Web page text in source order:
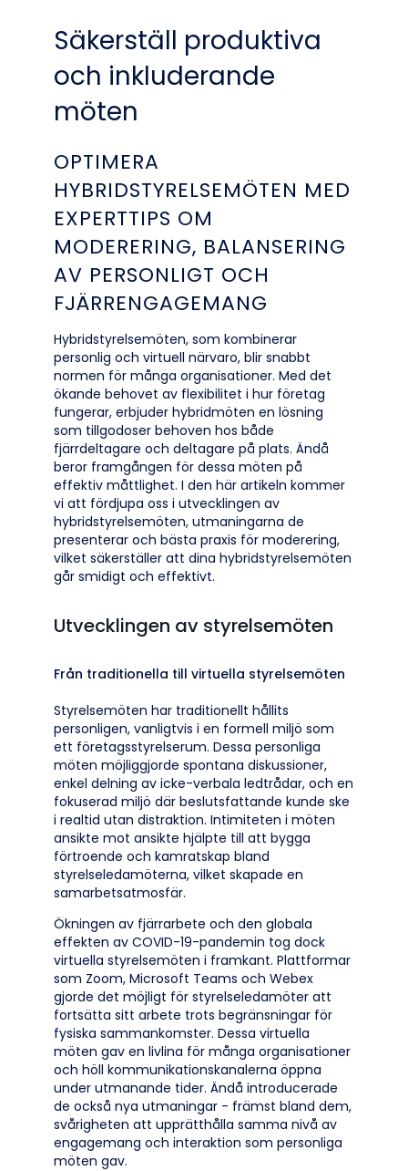
Säkerställ produktiva
och inkluderande
möten
OPTIMERA
HYBRIDSTYRELSEMÖTEN MED
EXPERTTIPS OM
MODERERING, BALANSERING
AV PERSONLIGT OCH
FJÄRRENGAGEMANG
Hybridstyrelsemöten, som kombinerar
personlig och virtuell närvaro, blir snabbt
normen för många organisationer. Med det
ökande behovet av flexibilitet i hur företag
fungerar, erbjuder hybridmöten en lösning
som tillgodoser behoven hos både
fjärrdeltagare och deltagare på plats. Ändå
beror framgången för dessa möten på
effektiv måttlighet. I den här artikeln kommer
vi att fördjupa oss i utvecklingen av
hybridstyrelsemöten, utmaningarna de
presenterar och bästa praxis för moderering,
vilket säkerställer att dina hybridstyrelsemöten
går smidigt och effektivt.
Utvecklingen av styrelsemöten
Från traditionella till virtuella styrelsemöten
Styrelsemöten har traditionellt hållits
personligen, vanligtvis i en formell miljö som
ett företagsstyrelserum. Dessa personliga
möten möjliggjorde spontana diskussioner,
enkel delning av icke-verbala ledtrådar, och en
fokuserad miljö där beslutsfattande kunde ske
i realtid utan distraktion. Intimiteten i möten
ansikte mot ansikte hjälpte till att bygga
förtroende och kamratskap bland
styrelseledamöterna, vilket skapade en
samarbetsatmosfär.
Ökningen av fjärrarbete och den globala
effekten av COVID-19-pandemin tog dock
virtuella styrelsemöten i framkant. Plattformar
som Zoom, Microsoft Teams och Webex
gjorde det möjligt för styrelseledamöter att
fortsätta sitt arbete trots begränsningar för
fysiska sammankomster. Dessa virtuella
möten gav en livlina för många organisationer
och höll kommunikationskanalerna öppna
under utmanande tider. Ändå introducerade
de också nya utmaningar - främst bland dem,
svårigheten att upprätthålla samma nivå av
engagemang och interaktion som personliga
möten gav.